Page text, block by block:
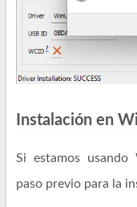
Instalación en
Si estamos usando
paso previo para la